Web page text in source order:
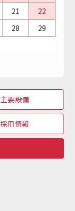
主要設備
採用情報
21
22
28
29